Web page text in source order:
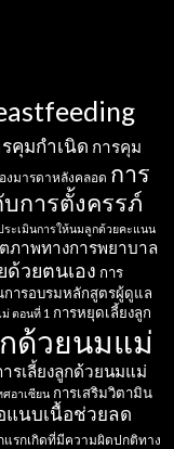
คุมกำเนิด การคุม
งมารดาหลังคลอด การ
บการตั้งครรภ์
ระเมินการให้นมลูกด้วยคะแนน
ภาพทางการพยาบาล
ด้วยตนเอง การ
การอบรมหลักสูตรผู้ดูแล
ตอนที่ 1 การหยุดเลี้ยงลูก
ด้วยนมแม่
ารเลี้ยงลูกด้วยนมแม่
อาเซียน การเสริมวิตามิน
แนบเนื้อช่วยลด
รกเกิดที่มีความผิดปกติทาง